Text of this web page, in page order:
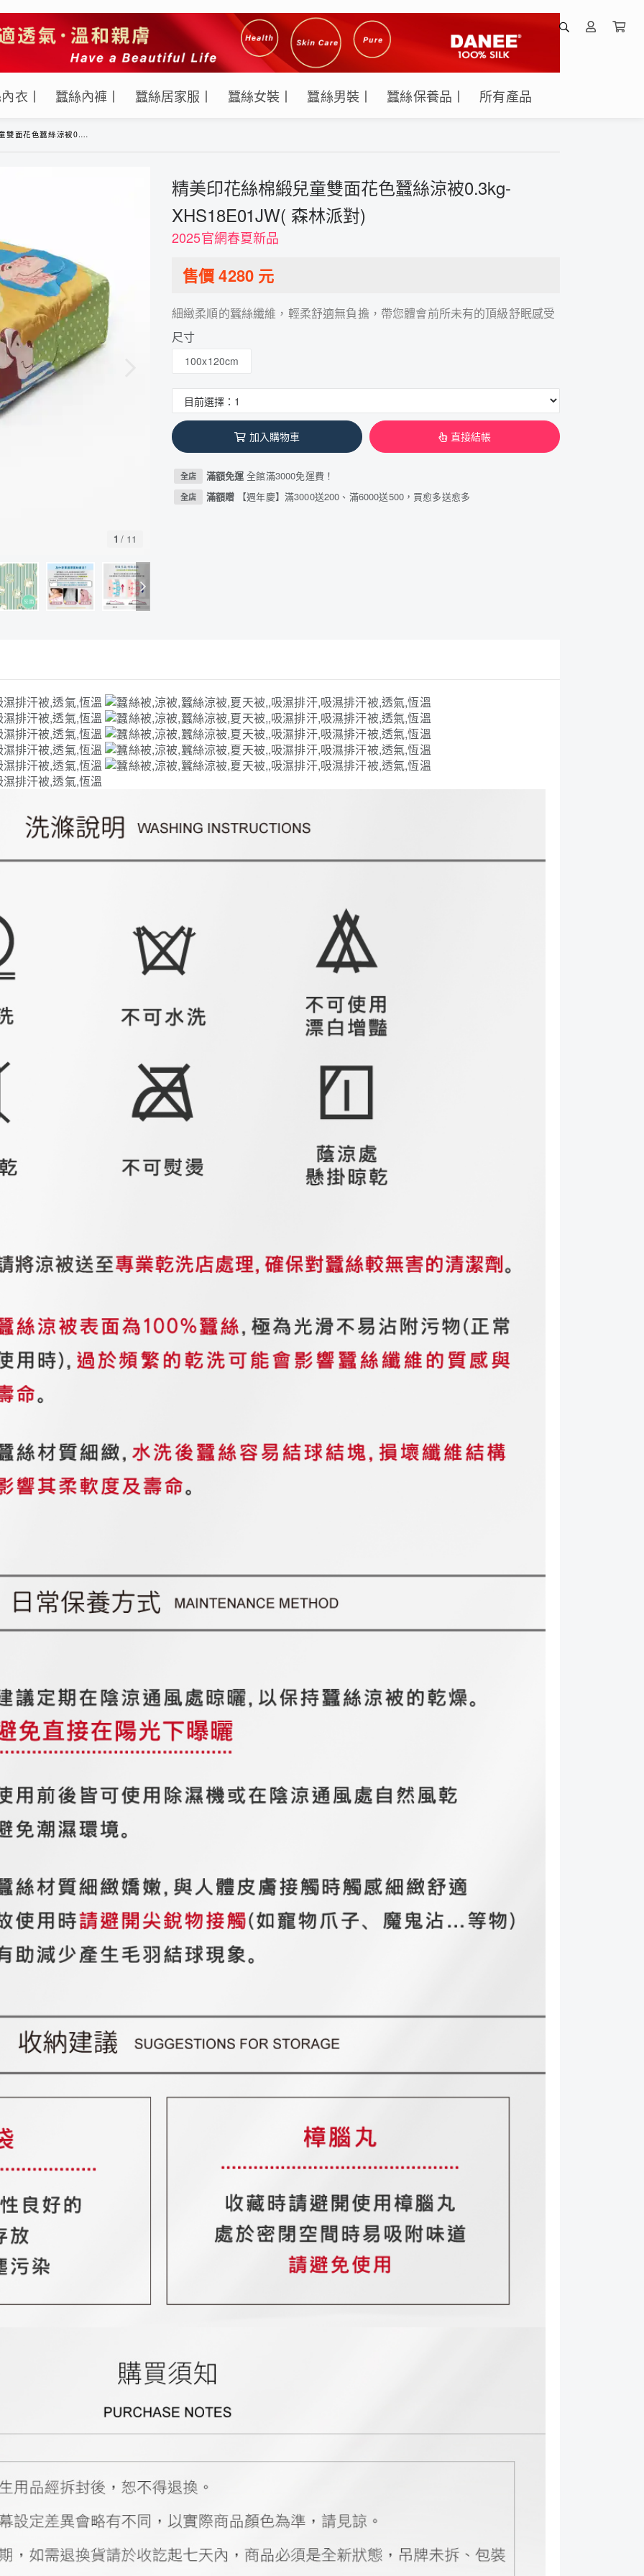
衣丨 蠶絲內褲丨 蠶絲居家服丨 蠶絲女裝丨 蠶絲男裝丨 蠶絲保養品丨 所有產品
被0.3kg-XHS18E01JW( 森林派對)
1 / 11
精美印花絲棉緞兒童雙面花色蠶絲涼被0.3kg-
XHS18E01JW( 森林派對)
2025官網春夏新品
售價4280 元
細緻柔順的蠶絲纖維，輕柔舒適無負擔，帶您體會前所未有的頂級舒眠感受
尺寸
100x120cm
加入購物車 直接結帳
全店 滿額免運全館滿3000免運費！
全店 滿額贈 【週年慶】滿3000送200、滿6000送500，買愈多送愈多